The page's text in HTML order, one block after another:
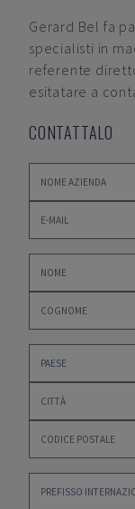
Gerard Bel fa
specialisti in
referente
esitatare a
CONTATTALO